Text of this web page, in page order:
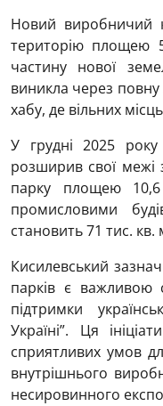
Новий виробничий
територію площею
частину нової
виникла через повну
хабу, де вільних
У грудні 2025 року
розширив свої
парку площею 10,6
промисловими
становить 71 тис. кв.
Кисилевський
парків є важливою
підтримки
Україні”. Ця
сприятливих умов
внутрішнього
несировинного